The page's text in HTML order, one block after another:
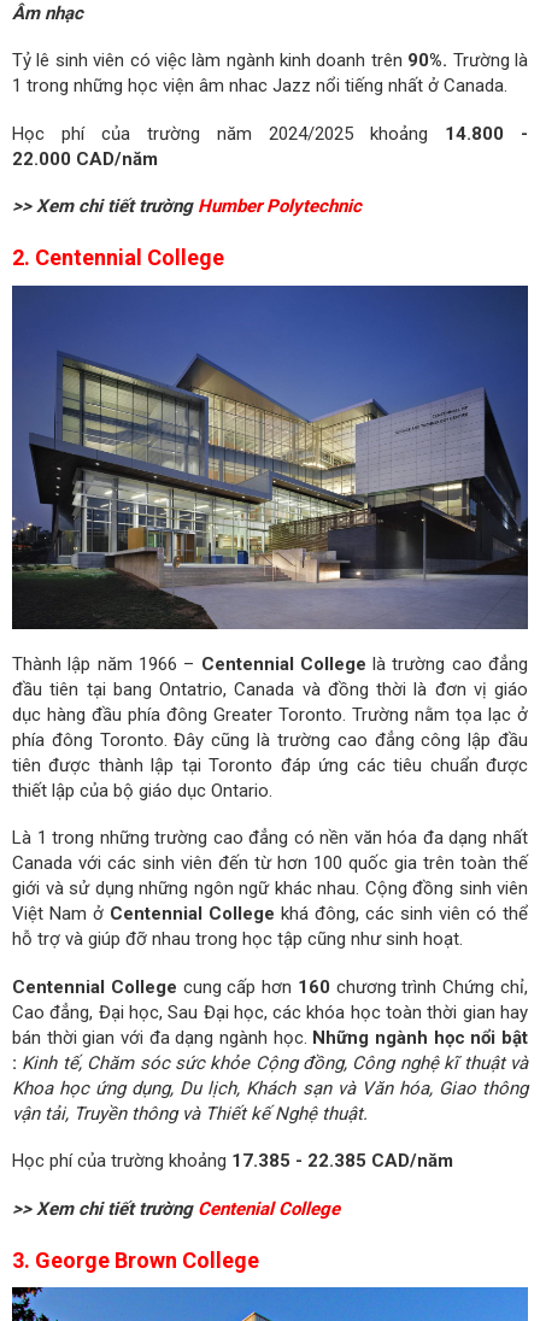
Âm nhạc
Tỷ lê sinh viên có việc làm ngành kinh doanh trên 90%. Trường là
1 trong những học viện âm nhac Jazz nổi tiếng nhất ở Canada.
Học phí của trường năm 2024/2025 khoảng 14.800 -
22.000 CAD/năm
>> Xem chi tiết trườngHumberPolytechnic
2. Centennial College
Thành lập năm 1966 – Centennial College là trường cao đẳng
đầu tiên tại bang Ontatrio, Canada và đồng thời là đơn vị giáo
dục hàng đầu phía đông Greater Toronto. Trường nằm tọa lạc ở
phía đông Toronto. Đây cũng là trường cao đẳng công lập đầu
tiên được thành lập tại Toronto đáp ứng các tiêu chuẩn được
thiết lập của bộ giáo dục Ontario.
Là 1 trong những trường cao đẳng có nền văn hóa đa dạng nhất
Canada với các sinh viên đến từ hơn 100 quốc gia trên toàn thế
giới và sử dụng những ngôn ngữ khác nhau. Cộng đồng sinh viên
Việt Nam ở Centennial College khá đông, các sinh viên có thể
hỗ trợ và giúp đỡ nhau trong học tập cũng như sinh hoạt.
Centennial College cung cấp hơn 160 chương trình Chứng chỉ,
Cao đẳng, Đại học, Sau Đại học, các khóa học toàn thời gian hay
bán thời gian với đa dạng ngành học. Những ngành học nổi bật
: Kinh tế, Chăm sóc sức khỏe Cộng đồng, Công nghệ kĩ thuật và
Khoa học ứng dụng, Du lịch, Khách sạn và Văn hóa, Giao thông
vận tải, Truyền thông và Thiết kế Nghệ thuật.
Học phí của trường khoảng 17.385 - 22.385 CAD/năm
>> Xem chi tiết trường Centenial College
3. George Brown College